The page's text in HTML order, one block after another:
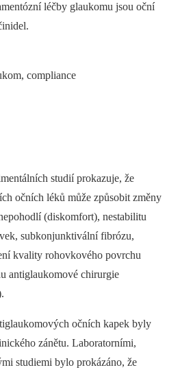
léčby glaukomu jsou oční
compliance
studií prokazuje, že
očních léků může způsobit změny
(diskomfort), nestabilitu
subkonjunktivální fibrózu,
kvality rohovkového povrchu
antiglaukomové chirurgie
očních kapek byly
zánětu. Laboratorními,
stu­die­mi bylo prokázáno, že